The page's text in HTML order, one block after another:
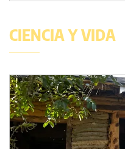
CIENCIA Y VIDA